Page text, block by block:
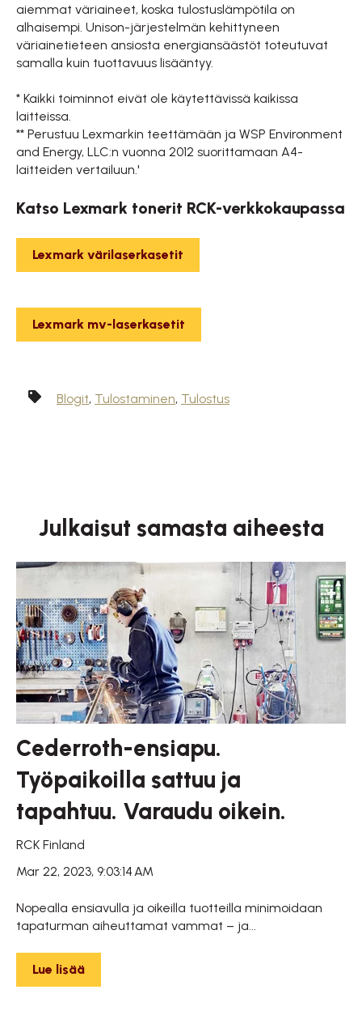
aiemmat väriaineet, koska tulostuslämpötila on
alhaisempi. Unison-järjestelmän kehittyneen
väriainetieteen ansiosta energiansäästöt toteutuvat
samalla kuin tuottavuus lisääntyy.
* Kaikki toiminnot eivät ole käytettävissä kaikissa
laitteissa.
** Perustuu Lexmarkin teettämään ja WSP Environment
and Energy, LLC:n vuonna 2012 suorittamaan A4-
laitteiden vertailuun.'
Katso Lexmark tonerit RCK-verkkokaupassa
Lexmark värilaserkasetit
Lexmark mv-laserkasetit
Blogit, Tulostaminen, Tulostus
Julkaisut samasta aiheesta
Cederroth-ensiapu.
Työpaikoilla sattuu ja
tapahtuu. Varaudu oikein.
RCK Finland
Mar 22, 2023, 9:03:14 AM
Nopealla ensiavulla ja oikeilla tuotteilla minimoidaan
tapaturman aiheuttamat vammat – ja...
Lue lisää